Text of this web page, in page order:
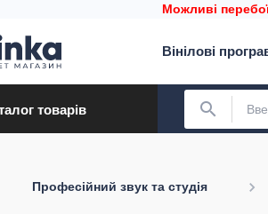
Можливі
Вінілові
товарів search
Професійний звук та студія